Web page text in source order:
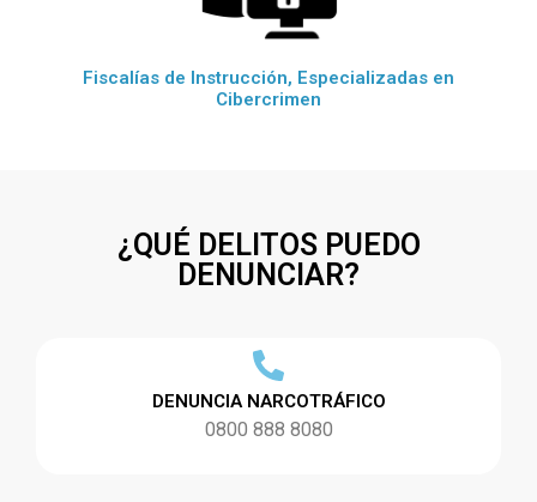
Fiscalías de Instrucción, Especializadas en
Cibercrimen
¿QUÉ DELITOS PUEDO
DENUNCIAR?
DENUNCIA NARCOTRÁFICO
0800 888 8080